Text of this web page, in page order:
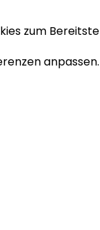
zum
anpassen.